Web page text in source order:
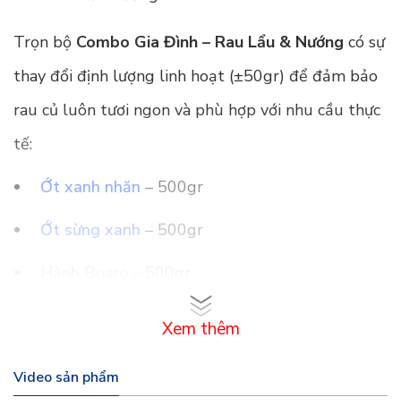
Trọn bộ Combo Gia Đình – Rau Lẩu & Nướng có sự
thay đổi định lượng linh hoạt (±50gr) để đảm bảo
rau củ luôn tươi ngon và phù hợp với nhu cầu thực
tế:
Ớt xanh nhăn – 500gr
Ớt sừng xanh – 500gr
– 500gr
Củ cải đỏ– 300gr
Xem thêm
Video sản phẩm